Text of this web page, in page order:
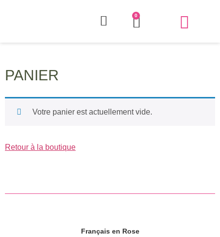
0
PANIER
Votre panier est actuellement vide.
Retour à la boutique
Français en Rose